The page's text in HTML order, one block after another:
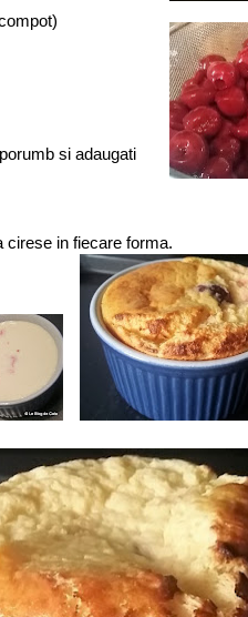
si adaugati
cirese in fiecare forma.